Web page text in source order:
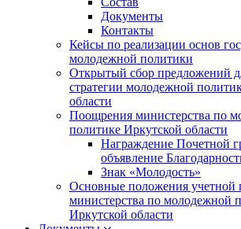
Документы
Контакты
Кейсы по реализации основ
молодежной политики
Открытый сбор предложений
стратегии молодежной
области
Поощрения министерства по
политике Иркутской области
Награждение Почетной
объявление
Знак «Молодость»
Основные положения учетной
министерства по молодежной
Иркутской области